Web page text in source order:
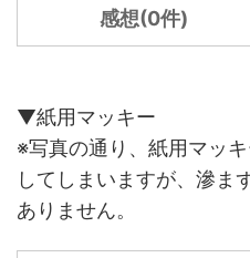
感想(0件)
▼紙用マッキー
※写真の通り、紙用マッ
してしまいますが、滲ま
ありません。